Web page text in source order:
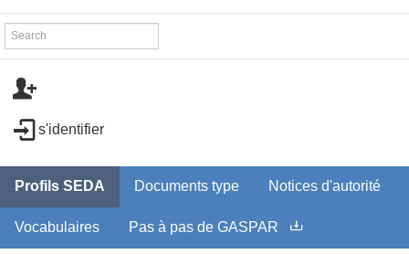
s'identifier
Profils SEDA Documents type Notices d'autorité
Vocabulaires Pas à pas de GASPAR